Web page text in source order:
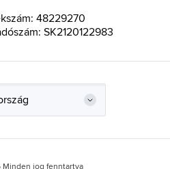
48229270
SK2120122983
jog fenntartva